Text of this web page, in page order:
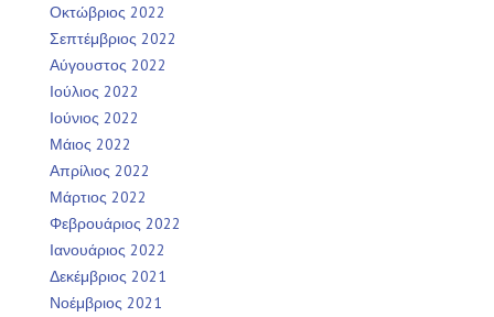
Οκτώβριος 2022
Σεπτέμβριος 2022
Αύγουστος 2022
Ιούλιος 2022
Ιούνιος 2022
Μάιος 2022
Απρίλιος 2022
Μάρτιος 2022
Φεβρουάριος 2022
Ιανουάριος 2022
Δεκέμβριος 2021
Νοέμβριος 2021